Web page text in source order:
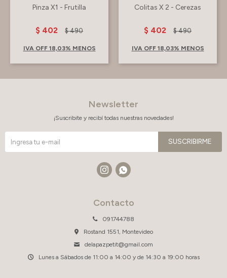
Pinza X1 - Frutilla
$ 402 $ 490
IVA OFF 18,03% MENOS
Colitas X 2 - Cerezas
$ 402 $ 490
IVA OFF 18,03% MENOS
Contacto
091744788
Rostand 1551, Montevideo
delapazpetit@gmail.com
Lunes a Sábados de 11:00 a 14:00 y de 14:30 a 19:00 horas
Newsletter
¡Suscribite y recibí todas nuestras novedades!
SUSCRIBIRME
 